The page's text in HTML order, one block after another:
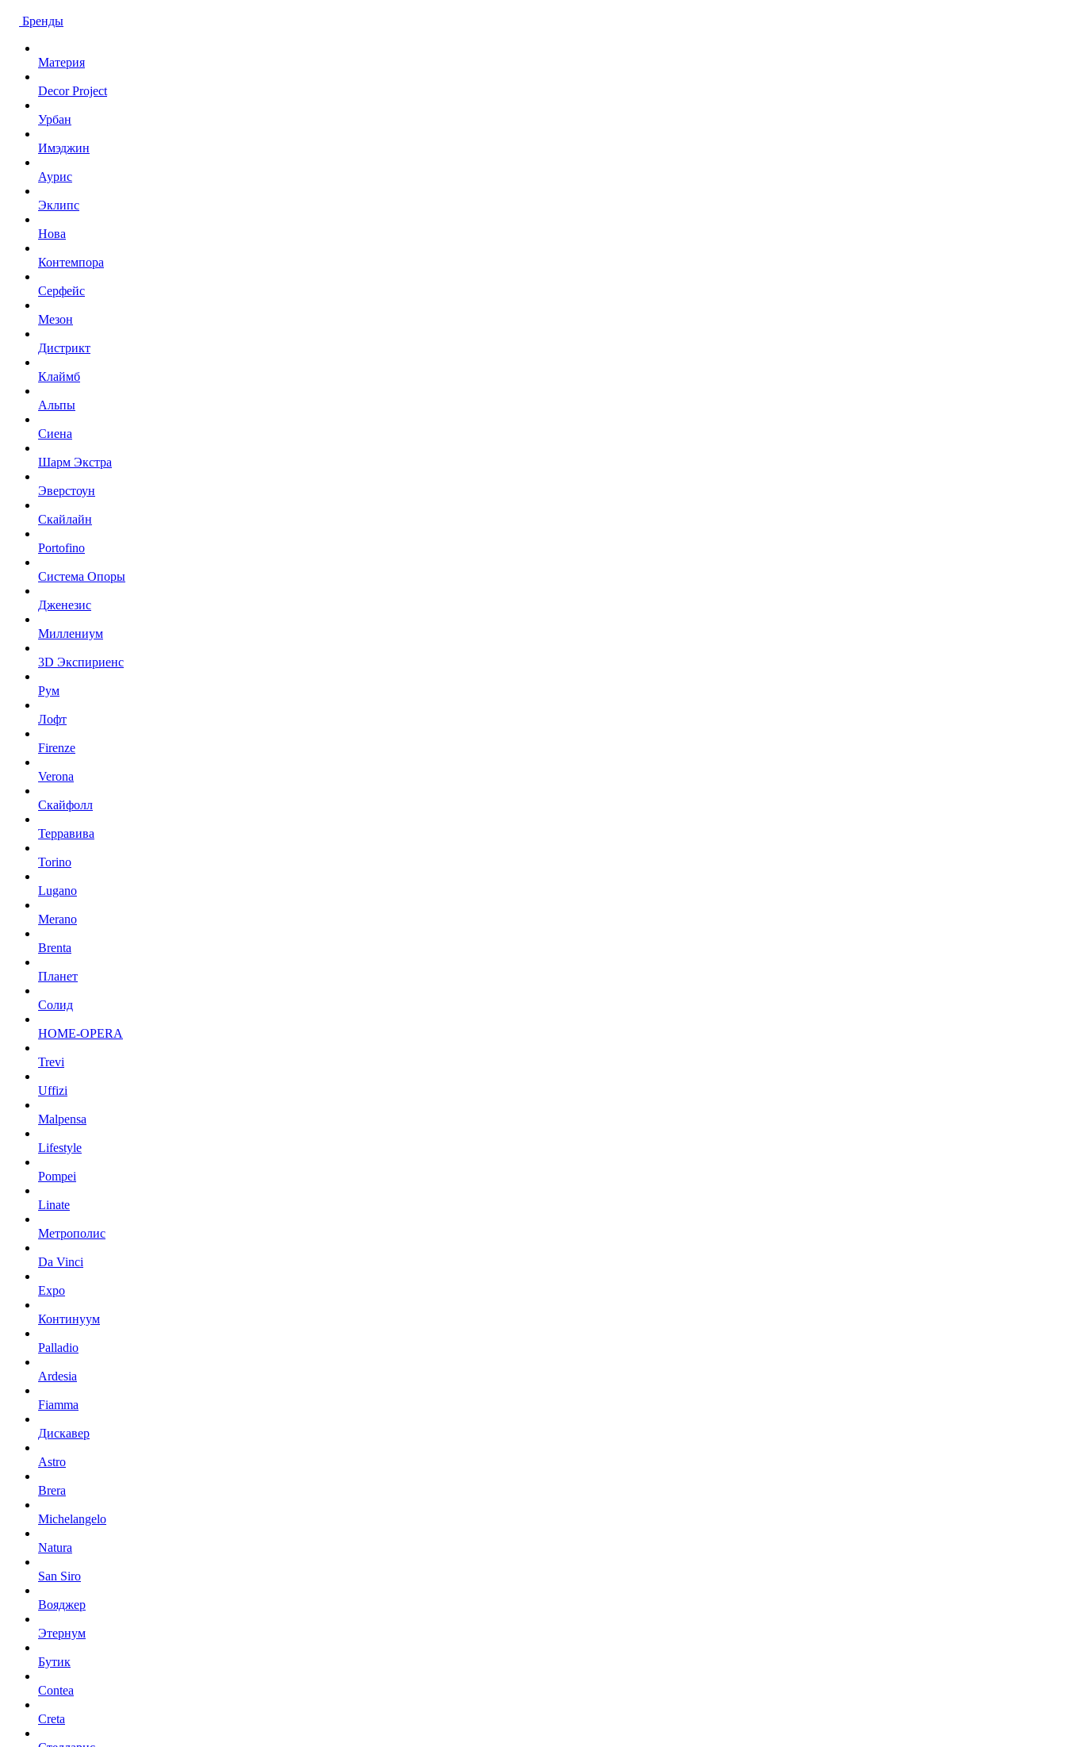
Бренды
Материя
Decor Project
Урбан
Имэджин
Аурис
Эклипс
Нова
Контемпора
Серфейс
Мезон
Дистрикт
Клаймб
Альпы
Сиена
Шарм Экстра
Эверстоун
Скайлайн
Portofino
Система Опоры
Дженезис
Миллениум
3D Экспириенс
Рум
Лофт
Firenze
Verona
Скайфолл
Терравива
Torino
Lugano
Merano
Brenta
Планет
Солид
HOME-OPERA
Trevi
Uffizi
Malpensa
Lifestyle
Pompei
Linate
Метрополис
Da Vinci
Expo
Континуум
Palladio
Ardesia
Fiamma
Дискавер
Astro
Brera
Michelangelo
Natura
San Siro
Вояджер
Этернум
Бутик
Contea
Creta